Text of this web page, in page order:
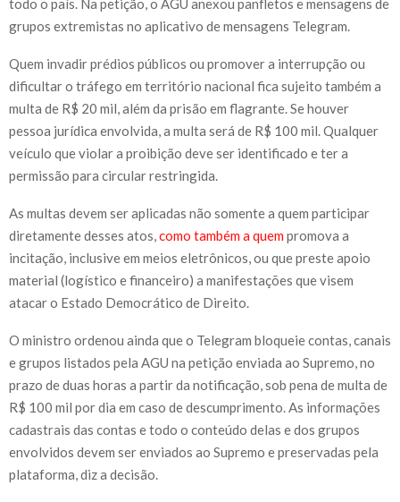
grupos extremistas no aplicativo de mensagens Telegram.
Quem invadir prédios públicos ou promover a interrupção ou
dificultar o tráfego em território nacional fica sujeito também a
multa de R$ 20 mil, além da prisão em flagrante. Se houver
pessoa jurídica envolvida, a multa será de R$ 100 mil. Qualquer
veículo que violar a proibição deve ser identificado e ter a
permissão para circular restringida.
As multas devem ser aplicadas não somente a quem participar
diretamente desses atos, como também a quem promova a
incitação, inclusive em meios eletrônicos, ou que preste apoio
material (logístico e financeiro) a manifestações que visem
atacar o Estado Democrático de Direito.
O ministro ordenou ainda que o Telegram bloqueie contas, canais
e grupos listados pela AGU na petição enviada ao Supremo, no
prazo de duas horas a partir da notificação, sob pena de multa de
R$ 100 mil por dia em caso de descumprimento. As informações
cadastrais das contas e todo o conteúdo delas e dos grupos
envolvidos devem ser enviados ao Supremo e preservadas pela
plataforma, diz a decisão.